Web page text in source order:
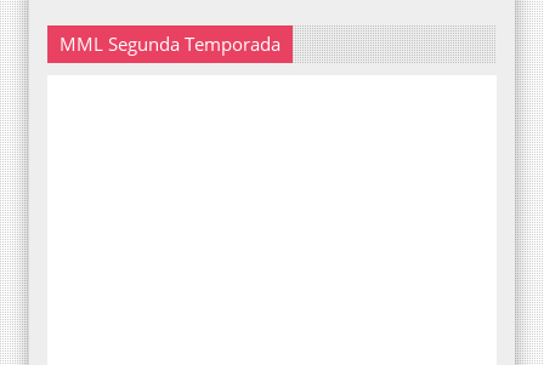
MML Segunda Temporada